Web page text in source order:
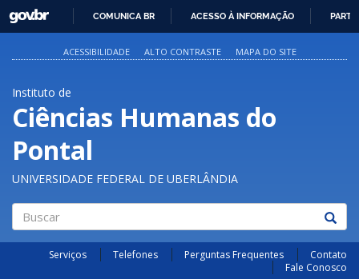
PARA
O
GOVBR
COMUNICA BR ACESSO À INFORMAÇÃO
ACESSIBILIDADE ALTO CONTRASTE MAPA DO SITE
Instituto de
Ciências Humanas do
Pontal
UNIVERSIDADE FEDERAL DE UBERLÂNDIA
Buscar
Serviços Telefones Perguntas Frequentes
Contato
Fale Conosco